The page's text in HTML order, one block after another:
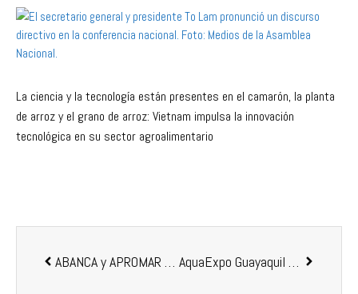
La ciencia y la tecnología están presentes en el camarón, la planta
de arroz y el grano de arroz: Vietnam impulsa la innovación
tecnológica en su sector agroalimentario
ABANCA y APROMAR refuerzan su compromiso con la acuicultura e impulsan la sostenibilidad en el sector AquaExpo Guayaquil se consolida como en uno de los eventos técnicos comercial más importantes del continente